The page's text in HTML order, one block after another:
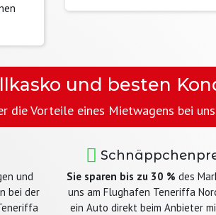
und besten
die Vorteile eines Mietwagens bei
und
bei der
Sie sparen bis zu 30 % des
uns am Flughafen Teneriffa
ein Auto direkt beim Anbieter